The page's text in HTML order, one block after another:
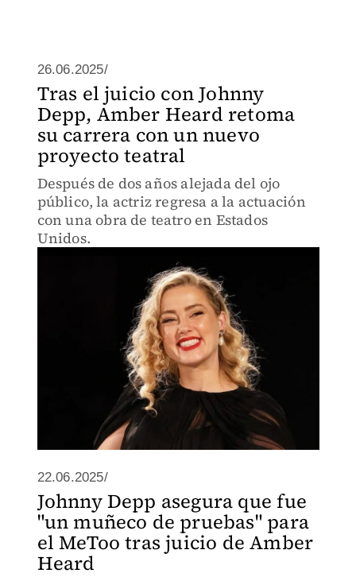
26.06.2025/
Tras el juicio con Johnny
Depp, Amber Heard retoma
su carrera con un nuevo
proyecto teatral
Después de dos años alejada del ojo
público, la actriz regresa a la actuación
con una obra de teatro en Estados
Unidos.
22.06.2025/
Johnny Depp asegura que fue
"un muñeco de pruebas" para
el MeToo tras juicio de Amber
Heard